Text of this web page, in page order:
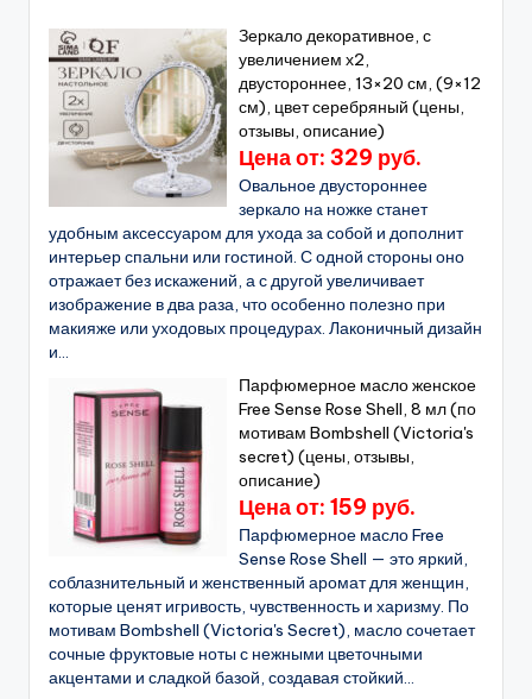
Зеркало декоративное, с
увеличением х2,
двустороннее, 13×20 см, (9×12
см), цвет серебряный (цены,
отзывы, описание)
Цена от: 329 руб.
Овальное двустороннее
зеркало на ножке станет
удобным аксессуаром для ухода за собой и дополнит
интерьер спальни или гостиной. С одной стороны оно
отражает без искажений, а с другой увеличивает
изображение в два раза, что особенно полезно при
макияже или уходовых процедурах. Лаконичный дизайн
и...
Парфюмерное масло женское
Free Sense Rose Shell, 8 мл (по
мотивам Bombshell (Victoria's
secret) (цены, отзывы,
описание)
Цена от: 159 руб.
Парфюмерное масло Free
Sense Rose Shell — это яркий,
соблазнительный и женственный аромат для женщин,
которые ценят игривость, чувственность и харизму. По
мотивам Bombshell (Victoria's Secret), масло сочетает
сочные фруктовые ноты с нежными цветочными
акцентами и сладкой базой, создавая стойкий...